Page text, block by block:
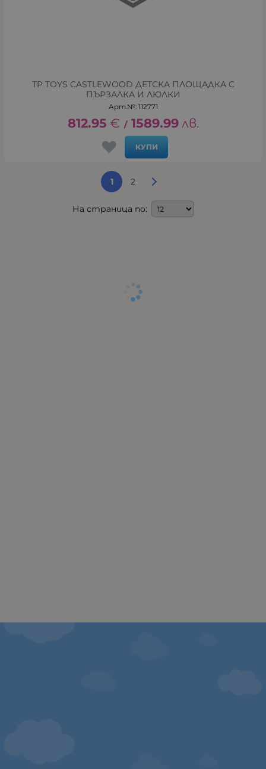
TP TOYS CASTLEWOOD ДЕТСКА ПЛОЩАДКА С
ПЪРЗАЛКА И ЛЮЛКИ
Арт.№: 112771
812.95 € / 1589.99 лв.
КУПИ
1 2
На страница по: